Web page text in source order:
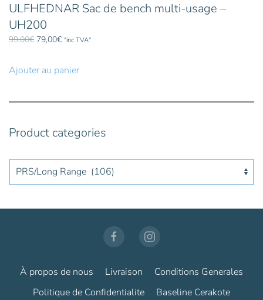
ULFHEDNAR Sac de bench multi-usage –
UH200
99,00€ Le
était :
79,00€Le
est :
"inc TVA"
Ajouter au panier
Product categories
À propos de nous Livraison
Conditions Generales
Politique de Confidentialite
Baseline Cerakote